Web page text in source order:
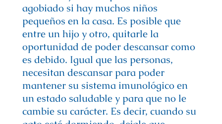
agobiado si hay muchos niños
pequeños en la casa. Es posible que
entre un hijo y otro, quitarle la
oportunidad de poder descansar como
es debido. Igual que las personas,
necesitan descansar para poder
mantener su sistema imunológico en
un estado saludable y para que no le
cambie su carácter. Es decir, cuando su